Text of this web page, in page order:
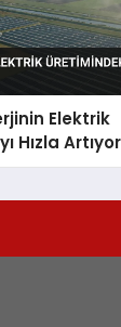
Elektrik
Hızla Artıyor